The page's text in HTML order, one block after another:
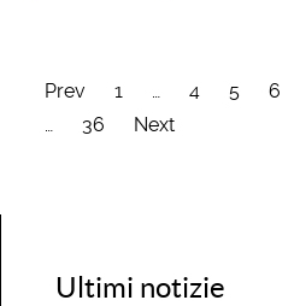
Prev 1 … 4 5 6
…
36 Next
Ultimi notizie